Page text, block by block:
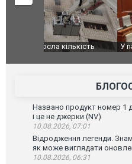
У парламенті Косово
Названо продукт номер 1
і це не джерки (NV)
10.08.2026, 07:01
Відродження легенди.
як може виглядати
10.08.2026, 06:31